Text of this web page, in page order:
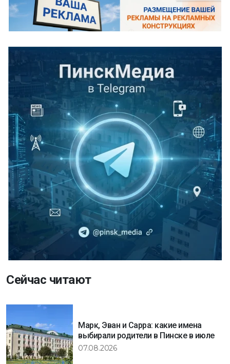
Сейчас читают
Марк, Эван и Сарра: какие имена
выбирали родители в Пинске в июле
07.08.2026